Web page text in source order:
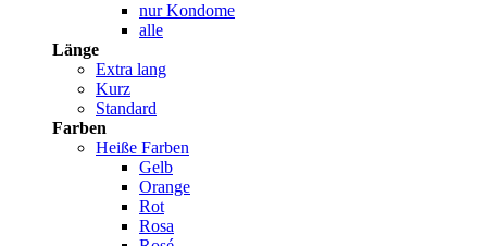
nur Kondome
alle
Länge
Extra lang
Kurz
Standard
Farben
Heiße Farben
Gelb
Orange
Rot
Rosa